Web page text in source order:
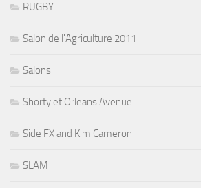
RUGBY
Salon de l'Agriculture 2011
Salons
Shorty et Orleans Avenue
Side FX and Kim Cameron
SLAM